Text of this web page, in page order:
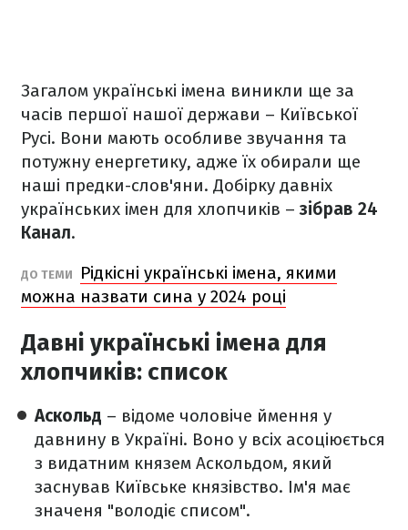
Загалом українські імена виникли ще за
часів першої нашої держави – Київської
Русі. Вони мають особливе звучання та
потужну енергетику, адже їх обирали ще
наші предки-слов'яни. Добірку давніх
українських імен для хлопчиків –зібрав 24
Канал.
ДО ТЕМИ
Рідкісні українські імена, якими
можна назвати сина у 2024 році
Давні українські імена для
хлопчиків: список
Аскольд – відоме чоловіче ймення у
давнину в Україні. Воно у всіх асоціюється
з видатним князем Аскольдом, який
заснував Київське князівство. Ім'я має
значеня "володіє списом".